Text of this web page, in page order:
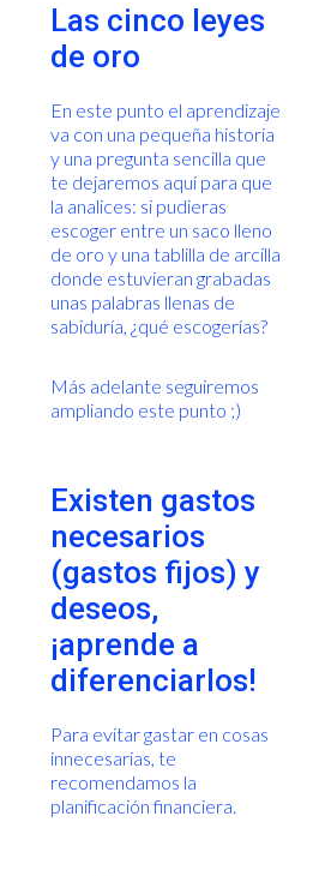
Las cinco leyes
de oro
En este punto el aprendizaje
va con una pequeña historia
y una pregunta sencilla que
te dejaremos aquí para que
la analices: si pudieras
escoger entre un saco lleno
de oro y una tablilla de arcilla
donde estuvieran grabadas
unas palabras llenas de
sabiduría, ¿qué escogerías?
Más adelante seguiremos
ampliando este punto ;)
Existen gastos
necesarios
(gastos fijos) y
deseos,
¡aprende a
diferenciarlos!
Para evitar gastar en cosas
innecesarias, te
recomendamos la
planificación financiera.